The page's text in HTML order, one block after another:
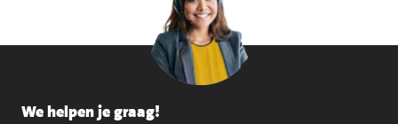
We helpen je graag!